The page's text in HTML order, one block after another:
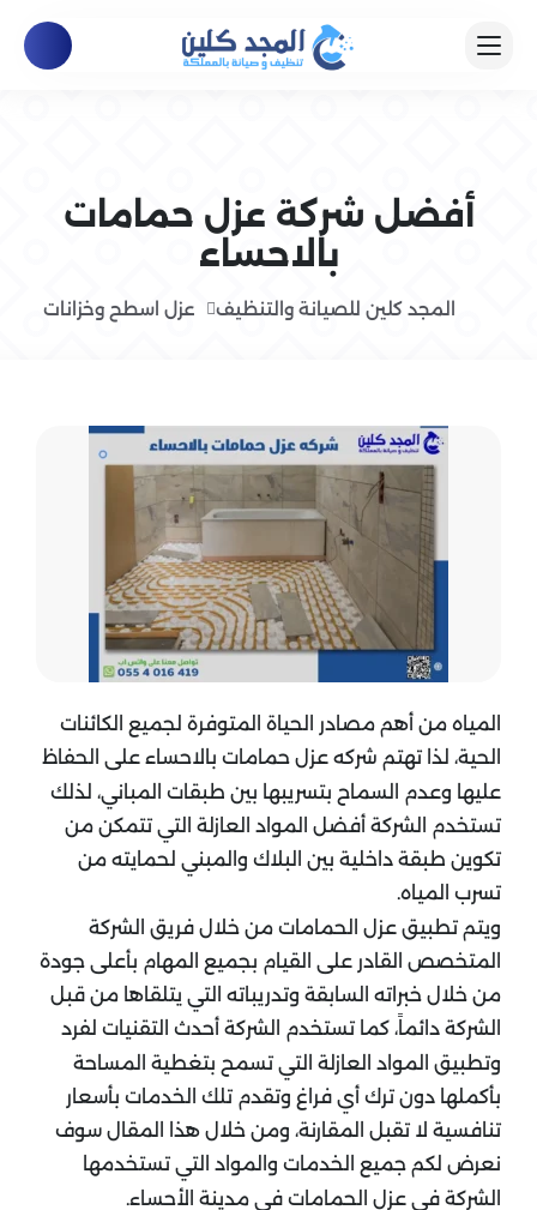
أفضل شركة عزل حمامات
بالاحساء
المجد كلين للصيانة والتنظيف عزل اسطح وخزانات
المياه من أهم مصادر الحياة المتوفرة لجميع الكائنات
الحية، لذا تهتم شركه عزل حمامات بالاحساء على الحفاظ
عليها وعدم السماح بتسريبها بين طبقات المباني، لذلك
تستخدم الشركة أفضل المواد العازلة التي تتمكن من
تكوين طبقة داخلية بين البلاك والمبني لحمايته من
تسرب المياه.
ويتم تطبيق عزل الحمامات من خلال فريق الشركة
المتخصص القادر على القيام بجميع المهام بأعلى جودة
من خلال خبراته السابقة وتدريباته التي يتلقاها من قبل
الشركة دائماً، كما تستخدم الشركة أحدث التقنيات لفرد
وتطبيق المواد العازلة التي تسمح بتغطية المساحة
بأكملها دون ترك أي فراغ وتقدم تلك الخدمات بأسعار
تنافسية لا تقبل المقارنة، ومن خلال هذا المقال سوف
نعرض لكم جميع الخدمات والمواد التي تستخدمها
الشركة في عزل الحمامات في مدينة الأحساء.